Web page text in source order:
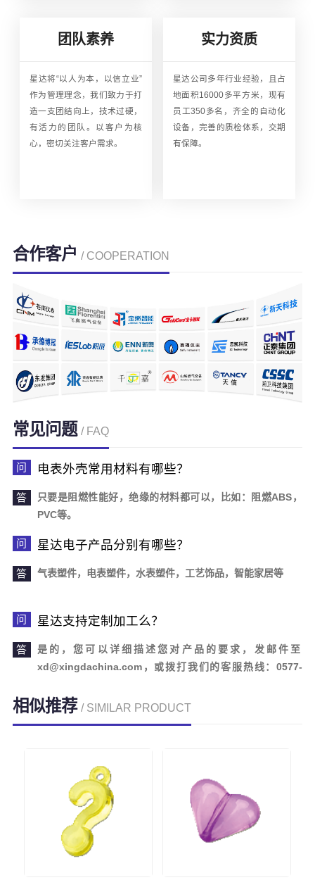
团队素养
星达将“以人为本，以信立业”
作为管理理念，我们致力于打
造一支团结向上，技术过硬，
有活力的团队。以客户为核
心，密切关注客户需求。
实力资质
星达公司多年行业经验，且占
地面积16000多平方米，现有
员工350多名，齐全的自动化
设备，完善的质检体系，交期
有保障。
合作客户 / COOPERATION
常见问题 / FAQ
电表外壳常用材料有哪些？
只要是阻燃性能好，绝缘的材料都可以，比如：阻燃ABS，
PVC等。
星达电子产品分别有哪些？
气表塑件，电表塑件，水表塑件，工艺饰品，智能家居等
星达支持定制加工么？
是的，您可以详细描述您对产品的要求，发邮件至
xd@xingdachina.com，或拨打我们的客服热线：0577-
相似推荐 / SIMILAR PRODUCT